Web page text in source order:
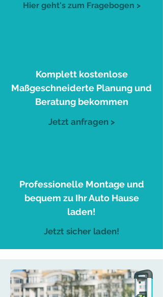
Hier geht's zum Fragebogen >
Komplett kostenlose
Maßgeschneiderte Planung und
Beratung bekommen
Jetzt anfragen >
Professionelle Montage und
bequem zu Ihr Auto Hause
laden!
Jetzt sicher laden!